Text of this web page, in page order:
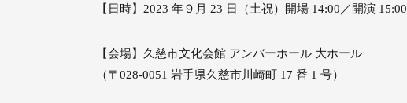
【日時】2023 年９月 23 日（土祝）開場 14:00／開演 15:00
【会場】久慈市文化会館 アンバーホール 大ホール
（〒028-0051 岩手県久慈市川崎町 17 番 1 号）